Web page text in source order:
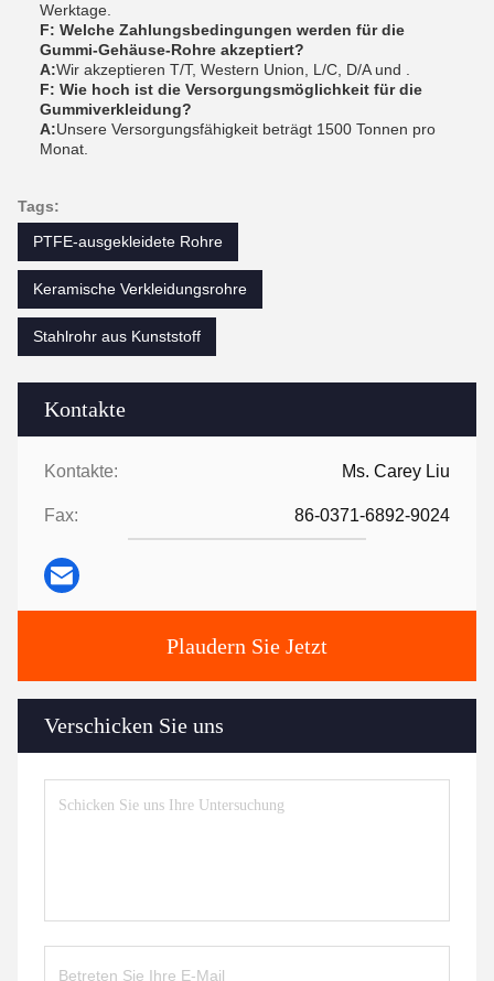
Kontakte
Kontakte: Ms. Carey Liu
Fax: 86-0371-6892-9024
Plaudern Sie Jetzt
Verschicken Sie uns
Werktage.
F: Welche Zahlungsbedingungen werden für die
Gummi-Gehäuse-Rohre akzeptiert?
A:Wir akzeptieren T/T, Western Union, L/C, D/A und .
F: Wie hoch ist die Versorgungsmöglichkeit für die
Gummiverkleidung?
A:Unsere Versorgungsfähigkeit beträgt 1500 Tonnen pro
Monat.
Tags:
PTFE-ausgekleidete Rohre
Keramische Verkleidungsrohre
Stahlrohr aus Kunststoff